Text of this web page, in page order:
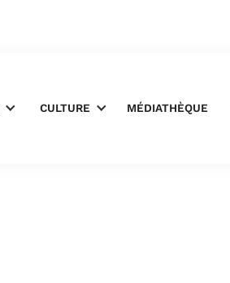
CULTURE MÉDIATHÈQUE